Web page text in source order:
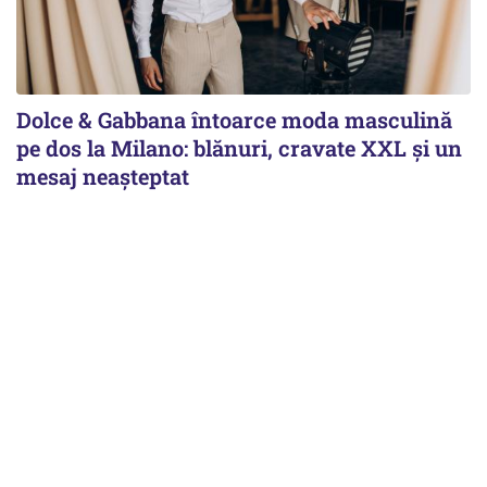
Dolce & Gabbana întoarce moda masculină
pe dos la Milano: blănuri, cravate XXL și un
mesaj neașteptat